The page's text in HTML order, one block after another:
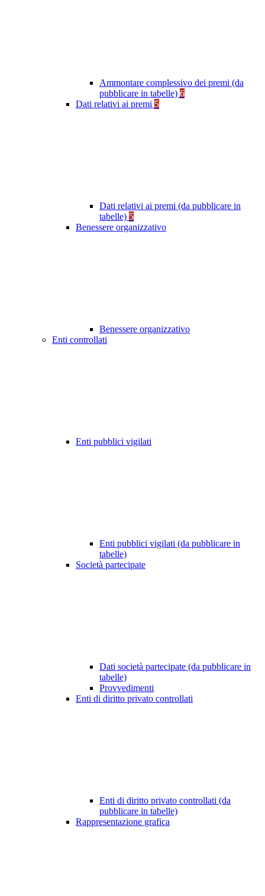
Ammontare complessivo dei premi (da
pubblicare in tabelle) 6
Dati relativi ai premi 5
Dati relativi ai premi (da pubblicare in
tabelle) 5
Benessere organizzativo
Benessere organizzativo
Enti controllati
Enti pubblici vigilati
Enti pubblici vigilati (da pubblicare in
tabelle)
Società partecipate
Dati società partecipate (da pubblicare in
tabelle)
Provvedimenti
Enti di diritto privato controllati
Enti di diritto privato controllati (da
pubblicare in tabelle)
Rappresentazione grafica